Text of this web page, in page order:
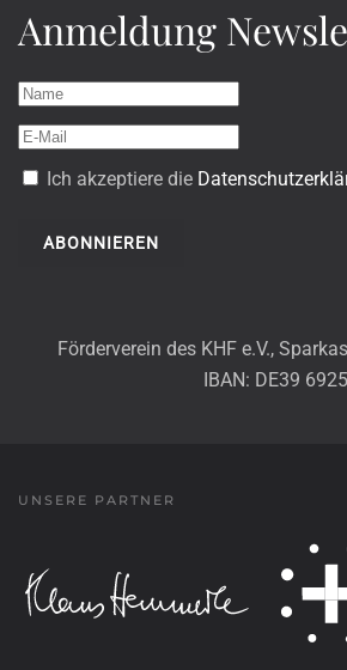
Anmeldung
Ich akzeptiere die
ABONNIEREN
Förderverein des KHF e.V.,
IBAN: DE39
UNSERE PARTNER